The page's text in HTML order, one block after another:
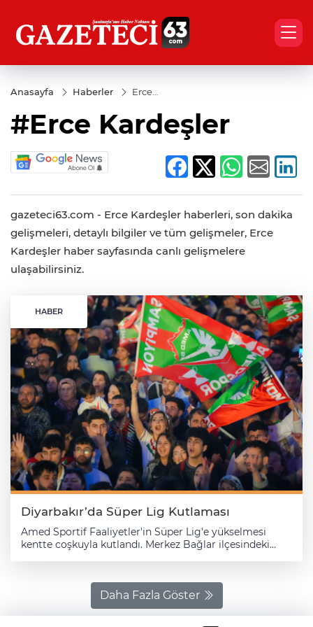
Anasayfa Haberler
Erce
#Erce Kardeşler
gazeteci63.com - Erce Kardeşler haberleri, son dakika
gelişmeleri, detaylı bilgiler ve tüm gelişmeler, Erce
Kardeşler haber sayfasında canlı gelişmelere
ulaşabilirsiniz.
HABER
Diyarbakır’da Süper Lig Kutlaması
Amed Sportif Faaliyetler'in Süper Lig'e yükselmesi
kentte coşkuyla kutlandı. Merkez Bağlar ilçesindeki
teknik heyet ve futbolcular takım otobüsüyle geldi.
Kulüp yöneticileri, teknik ekip ve futbolcular, kırmızı
halıda yürüyerek alana girdi. Havai fişek ve ışık
gösterileri yapılan etkinlikte, sanatçılar sahne aldı. Alanı
Daha Fazla Göster